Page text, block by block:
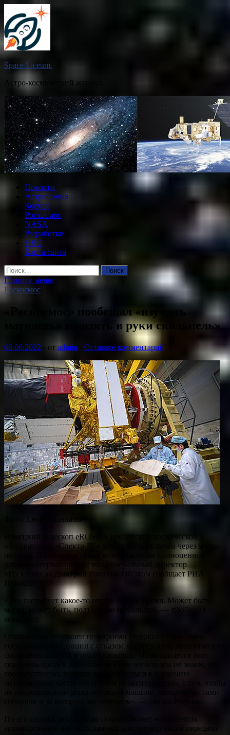
содержимому
Space Liceum.
Астро-космический журнал.
Новости
Астрономия
Космос
Роскосмос
NASA
Разработки
НЛО
Карта сайта
Найти:
Главное меню
Роскосмос
«Роскосмос» пообещал «изучить
матчасть» и «взять в руки скальпель»
08.06.2022 - от admin Оставьте комментарий
Фото: Lenta.ruLenta.ru
Немецкий телескоп eROSITA российской космической
обсерватории «Спектр-РГ» может быть включен через месяц-
полтора. Возможные сроки возобновления полноценной
работы обсерватории назвал генеральный директор
«Роскосмоса» Дмитрий Рогозин. Об этом сообщает РИА
«Это потребует какое-то определенное время. Может быть,
месяц, может быть, полтора, но не больше», — пообещал
менеджер.
Отключение телескопа немецкими специалистами глава
госкорпорации сравнил с отказом хирурга из-за политических
соображений брать в руки скальпель. «Нам придется этот
скальпель брать в руки самим. Если чего-то мы не знаем, мы,
соответственно, внимательно отнесемся к изучению
не навредить этой дорогостоящей машине, которую мы сами
собирали и за которую мы отвечаем», — сказал Рогозин.
архивирование научных данных для последующей передачи